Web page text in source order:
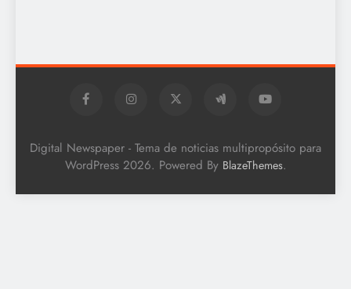
Digital Newspaper - Tema de noticias multipropósito para
WordPress 2026. Powered By BlazeThemes.